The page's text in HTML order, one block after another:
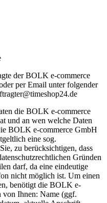
der BOLK e-commerce
per Email unter folgender
die BOLK e-commerce
und an wen welche Daten
BOLK e-commerce GmbH
eine sog.
zu berücksichtigen, dass
Gründen
darf, da eine eindeutige
nicht möglich ist. Um einen
benötigt die BOLK e-
von Ihnen: Name (ggf.